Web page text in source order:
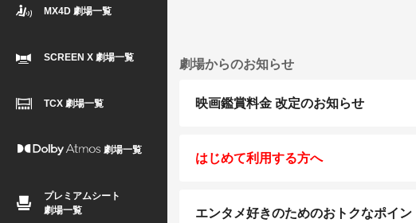
MX4D 劇場一覧
SCREEN X 劇場一覧
TCX 劇場一覧
劇場一覧
プレミアムシート
劇場一覧
劇場からのお知らせ
映画鑑賞料金 改定のお知らせ
はじめて利用する方へ
エンタメ好きのためのおトクなポイ